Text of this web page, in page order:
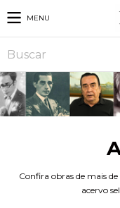
MENU
Confira obras de mais
acervo